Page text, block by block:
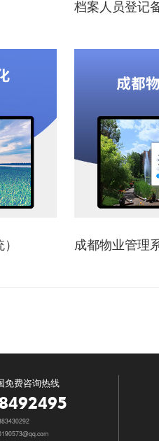
档案人员登记
成都物业管理
免费咨询热线